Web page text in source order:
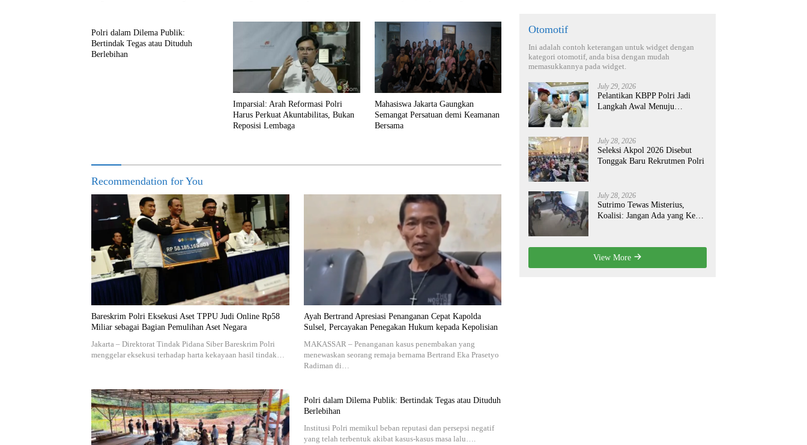
Polri dalam Dilema Publik:
Bertindak Tegas atau Dituduh
Berlebihan
Imparsial: Arah Reformasi Polri
Harus Perkuat Akuntabilitas, Bukan
Reposisi Lembaga
Mahasiswa Jakarta Gaungkan
Semangat Persatuan demi Keamanan
Bersama
Recommendation for You
Bareskrim Polri Eksekusi Aset TPPU Judi Online Rp58
Miliar sebagai Bagian Pemulihan Aset Negara
Jakarta – Direktorat Tindak Pidana Siber Bareskrim Polri
menggelar eksekusi terhadap harta kekayaan hasil tindak…
Ayah Bertrand Apresiasi Penanganan Cepat Kapolda
Sulsel, Percayakan Penegakan Hukum kepada Kepolisian
MAKASSAR – Penanganan kasus penembakan yang
menewaskan seorang remaja bernama Bertrand Eka Prasetyo
Radiman di…
Polri dalam Dilema Publik: Bertindak Tegas atau Dituduh
Berlebihan
Institusi Polri memikul beban reputasi dan persepsi negatif
yang telah terbentuk akibat kasus-kasus masa lalu….
Otomotif
Ini adalah contoh keterangan untuk widget dengan
kategori otomotif, anda bisa dengan mudah
memasukkannya pada widget.
July 29, 2026
Pelantikan KBPP Polri Jadi
Langkah Awal Menuju
July 28, 2026
Seleksi Akpol 2026 Disebut
Tonggak Baru Rekrutmen Polri
July 28, 2026
Sutrimo Tewas Misterius,
Koalisi: Jangan Ada yang Kebal
View More